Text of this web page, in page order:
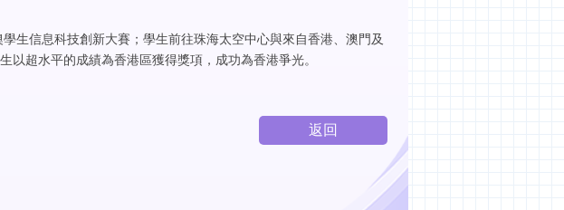
學生信息科技創新大賽；學生前往珠海太空中心與來自香港、澳門及
超水平的成績為香港區獲得獎項，成功為香港爭光。
返回